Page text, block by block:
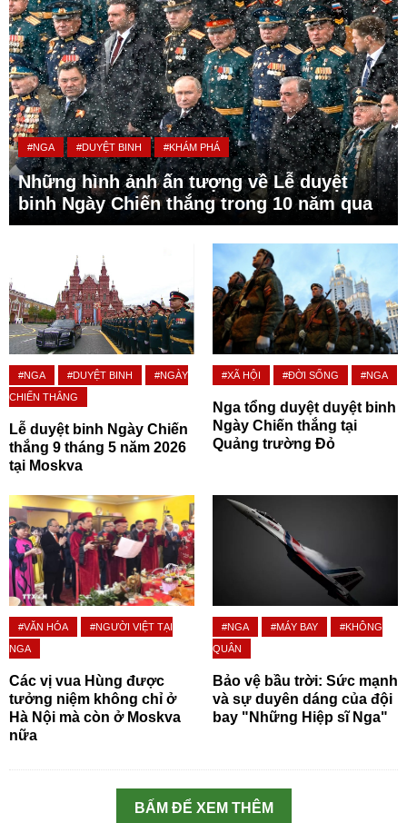
#NGA #DUYỆT BINH #KHÁM PHÁ
Những hình ảnh ấn tượng về Lễ duyệt
binh Ngày Chiến thắng trong 10 năm qua
#NGA #DUYỆT BINH
#NGÀY
CHIẾN THẮNG
Lễ duyệt binh Ngày Chiến
thắng 9 tháng 5 năm 2026
tại Moskva
#XÃ HỘI #ĐỜI SỐNG #NGA
Nga tổng duyệt duyệt binh
Ngày Chiến thắng tại
Quảng trường Đỏ
#VĂN HÓA
#NGƯỜI VIỆT TẠI
NGA
Các vị vua Hùng được
tưởng niệm không chỉ ở
Hà Nội mà còn ở Moskva
nữa
#NGA #MÁY BAY
#KHÔNG
QUÂN
Bảo vệ bầu trời: Sức mạnh
và sự duyên dáng của đội
bay "Những Hiệp sĩ Nga"
BẤM ĐỂ XEM THÊM